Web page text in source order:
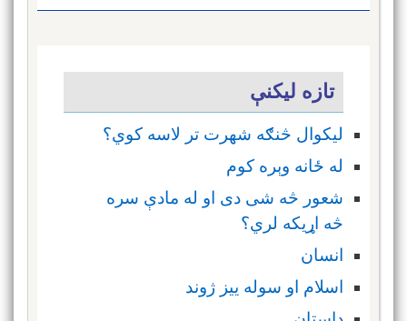
تازه ليکنې
ليکوال څنګه شهرت تر لاسه کوي؟
له ځانه وېره کوم
شعور څه شی دی او له مادې سره
څه اړیکه لري؟
انسان
اسلام او سوله ييز ژوند